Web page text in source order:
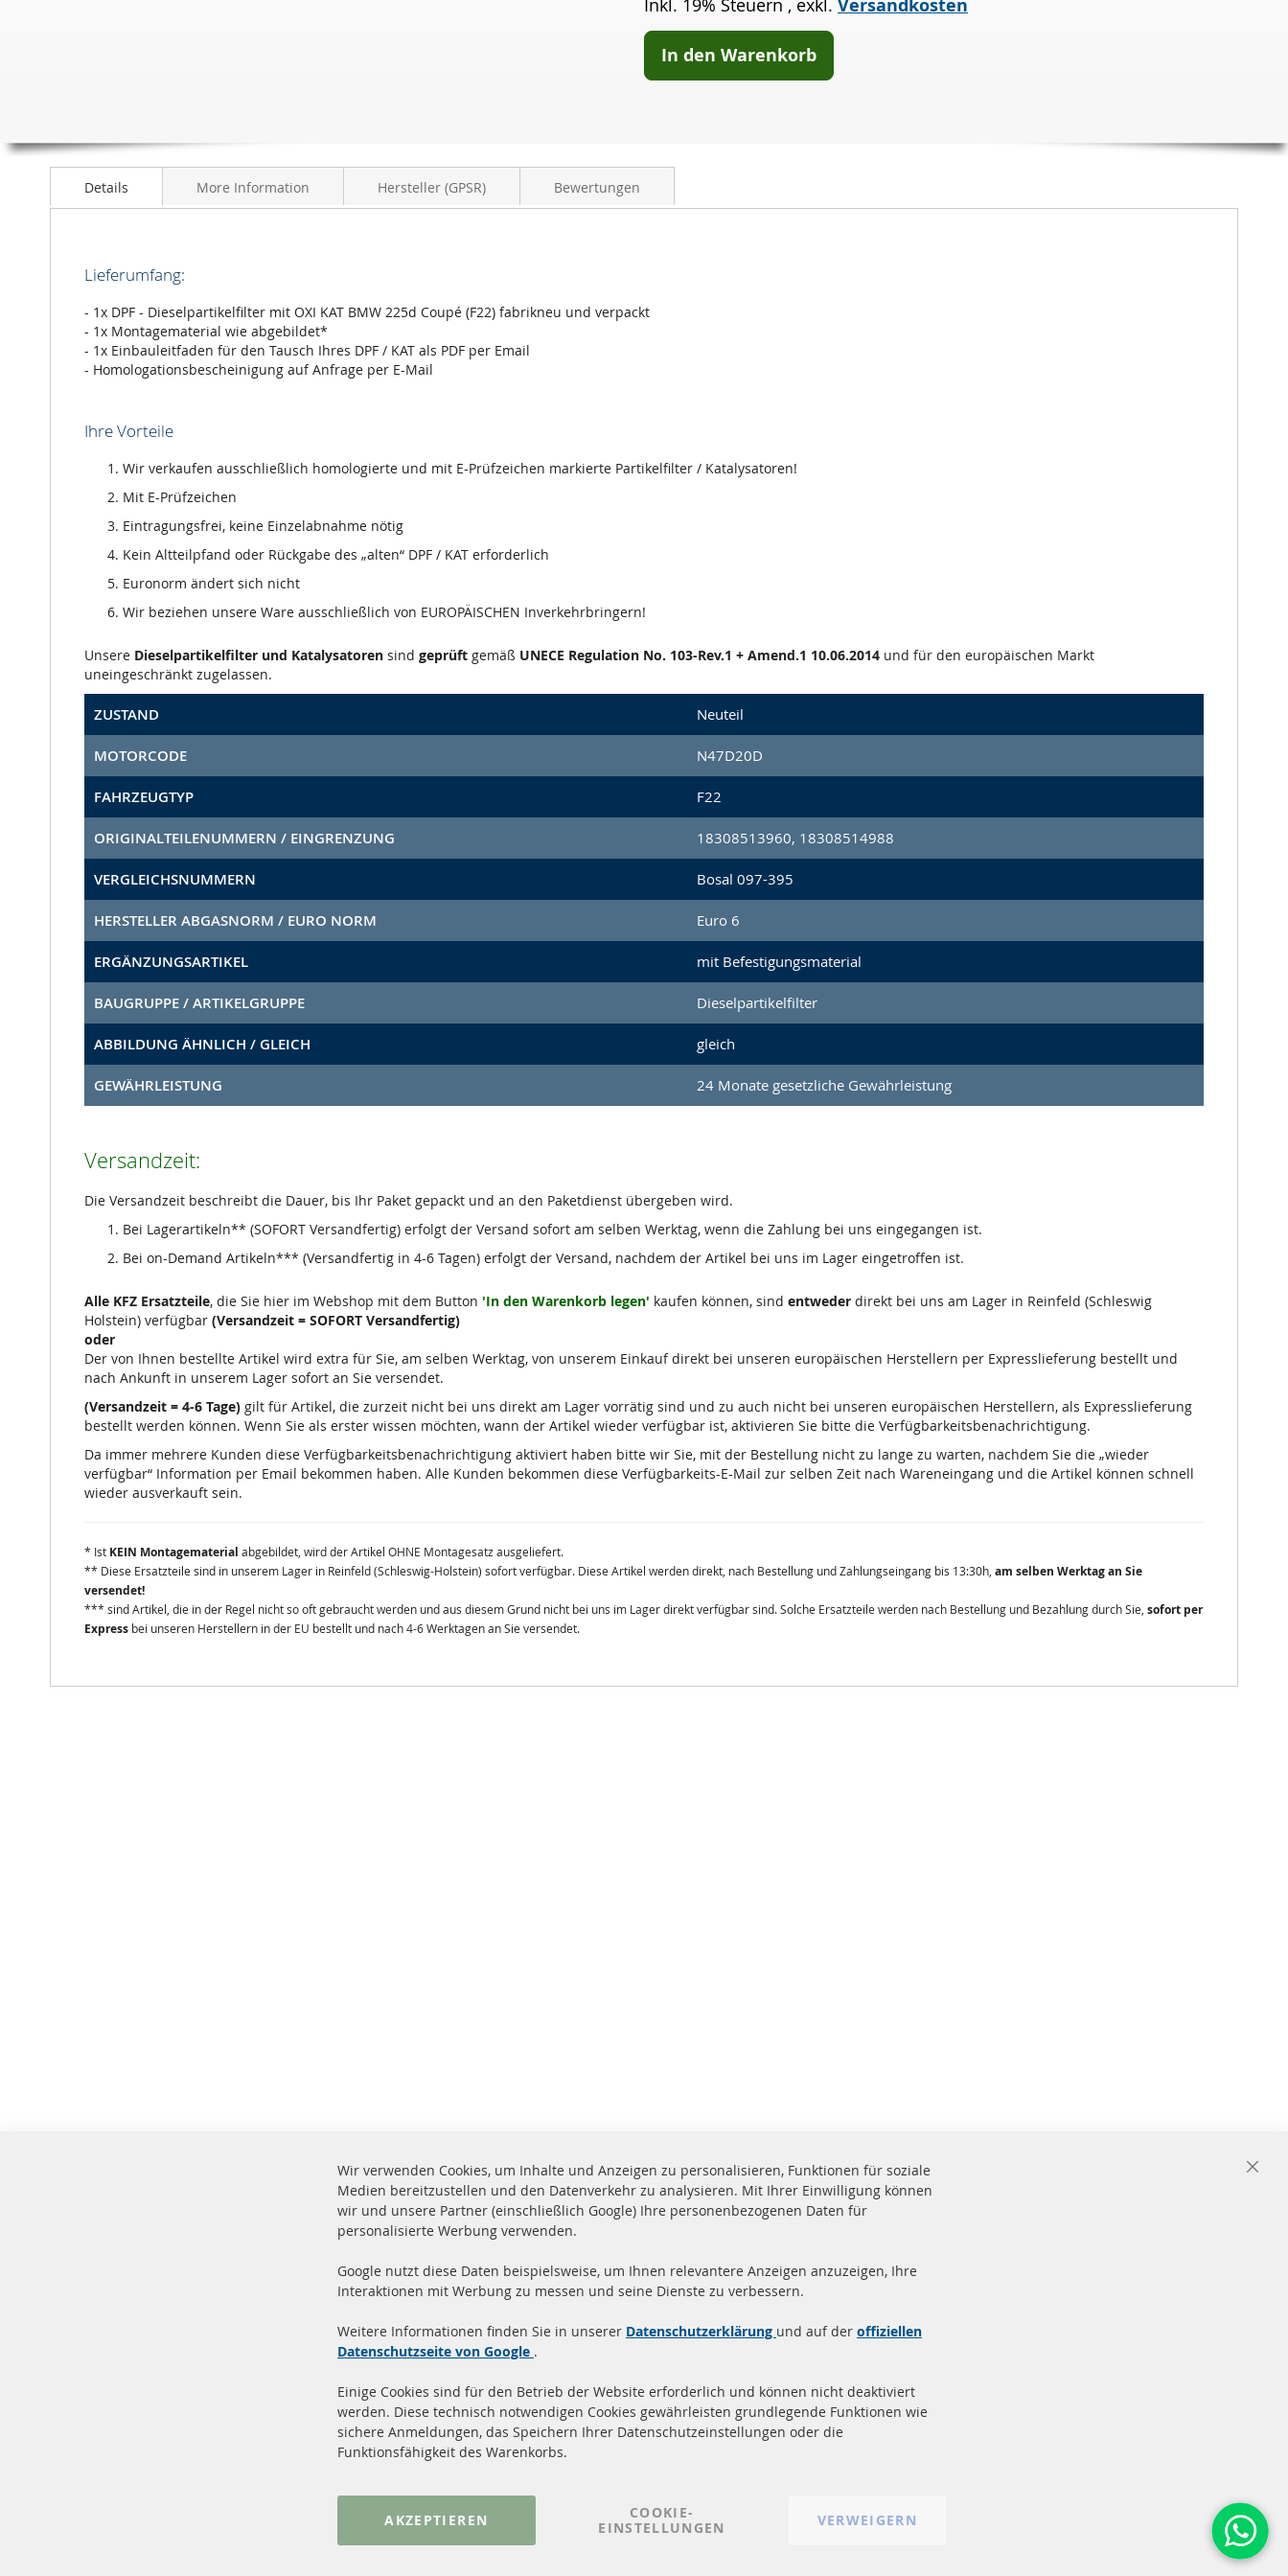
BMW
Coupé
(F22)
Inkl. 19% Steuern , exkl. Versandkosten
In den Warenkorb
Details More Information Hersteller (GPSR) Bewertungen
Lieferumfang:
- 1x DPF - Dieselpartikelfilter mit OXI KAT BMW 225d Coupé (F22) fabrikneu und verpackt
- 1x Montagematerial wie abgebildet*
- 1x Einbauleitfaden für den Tausch Ihres DPF / KAT als PDF per Email
- Homologationsbescheinigung auf Anfrage per E-Mail
Ihre Vorteile
Wir verkaufen ausschließlich homologierte und mit E-Prüfzeichen markierte Partikelfilter / Katalysatoren!
Mit E-Prüfzeichen
Eintragungsfrei, keine Einzelabnahme nötig
Kein Altteilpfand oder Rückgabe des „alten“ DPF / KAT erforderlich
Euronorm ändert sich nicht
Wir beziehen unsere Ware ausschließlich von EUROPÄISCHEN Inverkehrbringern!
Unsere Dieselpartikelfilter und Katalysatoren sind geprüft gemäß UNECE Regulation No. 103-Rev.1 + Amend.1 10.06.2014 und für den europäischen Markt
uneingeschränkt zugelassen.
ZUSTAND Neuteil
MOTORCODE N47D20D
FAHRZEUGTYP F22
ORIGINALTEILENUMMERN / EINGRENZUNG 18308513960, 18308514988
VERGLEICHSNUMMERN Bosal 097-395
HERSTELLER ABGASNORM / EURO NORM Euro 6
ERGÄNZUNGSARTIKEL mit Befestigungsmaterial
BAUGRUPPE / ARTIKELGRUPPE Dieselpartikelfilter
ABBILDUNG ÄHNLICH / GLEICH gleich
GEWÄHRLEISTUNG 24 Monate gesetzliche Gewährleistung
Versandzeit:
Die Versandzeit beschreibt die Dauer, bis Ihr Paket gepackt und an den Paketdienst übergeben wird.
Bei Lagerartikeln** (SOFORT Versandfertig) erfolgt der Versand sofort am selben Werktag, wenn die Zahlung bei uns eingegangen ist.
Bei on-Demand Artikeln*** (Versandfertig in 4-6 Tagen) erfolgt der Versand, nachdem der Artikel bei uns im Lager eingetroffen ist.
Alle KFZ Ersatzteile, die Sie hier im Webshop mit dem Button 'In den Warenkorb legen' kaufen können, sind entweder direkt bei uns am Lager in Reinfeld (Schleswig
Holstein) verfügbar (Versandzeit = SOFORT Versandfertig)
oder
Der von Ihnen bestellte Artikel wird extra für Sie, am selben Werktag, von unserem Einkauf direkt bei unseren europäischen Herstellern per Expresslieferung bestellt und
nach Ankunft in unserem Lager sofort an Sie versendet.
(Versandzeit = 4-6 Tage) gilt für Artikel, die zurzeit nicht bei uns direkt am Lager vorrätig sind und zu auch nicht bei unseren europäischen Herstellern, als Expresslieferung
bestellt werden können. Wenn Sie als erster wissen möchten, wann der Artikel wieder verfügbar ist, aktivieren Sie bitte die Verfügbarkeitsbenachrichtigung.
Da immer mehrere Kunden diese Verfügbarkeitsbenachrichtigung aktiviert haben bitte wir Sie, mit der Bestellung nicht zu lange zu warten, nachdem Sie die „wieder
verfügbar“ Information per Email bekommen haben. Alle Kunden bekommen diese Verfügbarkeits-E-Mail zur selben Zeit nach Wareneingang und die Artikel können schnell
wieder ausverkauft sein.
* Ist KEIN Montagematerial abgebildet, wird der Artikel OHNE Montagesatz ausgeliefert.
** Diese Ersatzteile sind in unserem Lager in Reinfeld (Schleswig-Holstein) sofort verfügbar. Diese Artikel werden direkt, nach Bestellung und Zahlungseingang bis 13:30h, am selben Werktag an Sie
versendet!
*** sind Artikel, die in der Regel nicht so oft gebraucht werden und aus diesem Grund nicht bei uns im Lager direkt verfügbar sind. Solche Ersatzteile werden nach Bestellung und Bezahlung durch Sie, sofort per
Express bei unseren Herstellern in der EU bestellt und nach 4-6 Werktagen an Sie versendet.
Versand innerhalb 24 Stunden
Produkte auf Lager
Alle Teile zertifiziert und
homologiert mit e-Prüfzeichen
Quick Links
Dieselpartikelfilter (DPF)
Dieselpartikelfilter Reinigung
Katalysator (KAT)
Über uns
Zahlungsarten
Versandkosten
Close
Wir verwenden Cookies, um Inhalte und Anzeigen zu personalisieren, Funktionen für soziale
Medien bereitzustellen und den Datenverkehr zu analysieren. Mit Ihrer Einwilligung können
wir und unsere Partner (einschließlich Google) Ihre personenbezogenen Daten für
personalisierte Werbung verwenden.
Google nutzt diese Daten beispielsweise, um Ihnen relevantere Anzeigen anzuzeigen, Ihre
Interaktionen mit Werbung zu messen und seine Dienste zu verbessern.
Weitere Informationen finden Sie in unserer Datenschutzerklärung und auf der offiziellen
Datenschutzseite von Google .
Einige Cookies sind für den Betrieb der Website erforderlich und können nicht deaktiviert
werden. Diese technisch notwendigen Cookies gewährleisten grundlegende Funktionen wie
sichere Anmeldungen, das Speichern Ihrer Datenschutzeinstellungen oder die
Funktionsfähigkeit des Warenkorbs.
AKZEPTIEREN
COOKIE-
EINSTELLUNGEN
VERWEIGERN